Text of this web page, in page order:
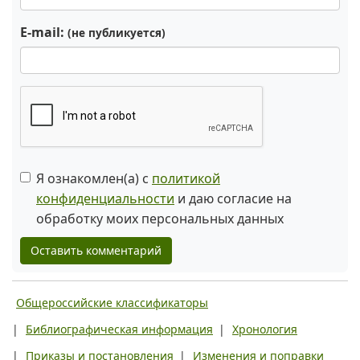
E-mail: (не публикуется)
Я ознакомлен(а) с политикой
конфиденциальности и даю согласие на
обработку моих персональных данных
Оставить комментарий
Общероссийские классификаторы
|
Библиографическая информация |
Хронология
|
Приказы и постановления | Изменения и поправки